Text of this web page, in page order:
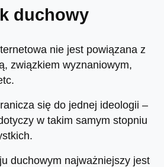
duchowy
nie jest powiązana z
związkiem wyznaniowym,
się do jednej ideologii –
w takim samym stopniu
duchowym najważniejszy jest